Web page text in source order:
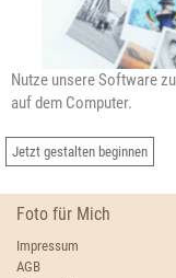
Nutze unsere Software
auf dem Computer.
Jetzt gestalten beginnen
Foto für Mich
Impressum
AGB